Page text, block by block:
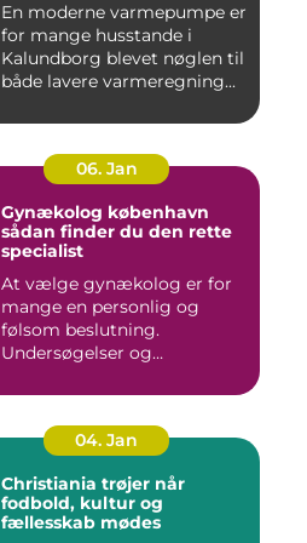
En moderne varmepumpe er
for mange husstande i
Kalundborg blevet nøglen til
både lavere varmeregning...
06. Jan
Gynækolog københavn
sådan finder du den rette
specialist
At vælge gynækolog er for
mange en personlig og
følsom beslutning.
Undersøgelser og
04. Jan
Christiania trøjer når
fodbold, kultur og
fællesskab mødes